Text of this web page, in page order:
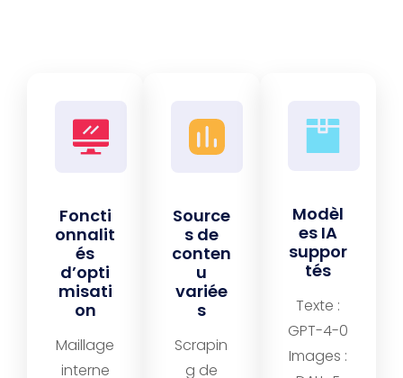
Foncti
onnalit
és
d’opti
misati
on
Maillage
interne
Source
s de
conten
u
variée
s
Scrapin
g de
Modèl
es IA
suppor
tés
Texte :
GPT-4-0
Images :